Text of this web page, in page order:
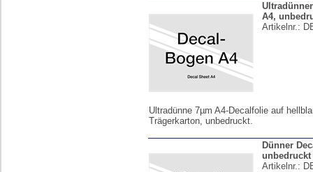
A4,
Artikelnr.:
Ultradünne 7µm A4-Decalfolie auf
Trägerkarton, unbedruckt.
Dünner
unbedruckt
Artikelnr.: